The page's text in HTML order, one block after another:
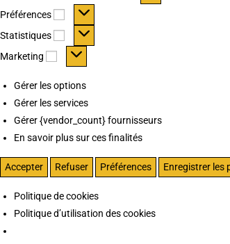
Préférences
Préférences
Statistiques Statistiques
Marketing Marketing
Gérer les options
Gérer les services
Gérer {vendor_count} fournisseurs
En savoir plus sur ces finalités
Accepter Refuser Préférences Enregistrer les
Politique de cookies
Politique d’utilisation des cookies